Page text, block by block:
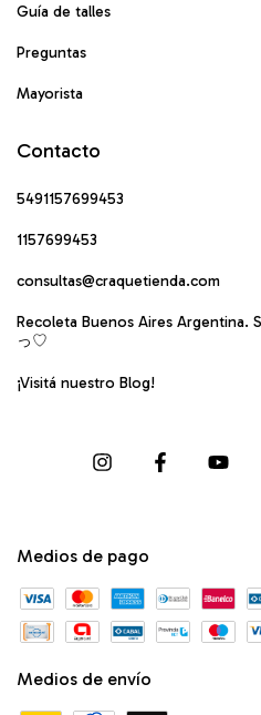
Guía de talles
Preguntas
Mayorista
Contacto
5491157699453
1157699453
consultas@craquetienda.com
Recoleta Buenos Aires Argentina.
っ♡
¡Visitá nuestro Blog!
Medios de pago
Medios de envío